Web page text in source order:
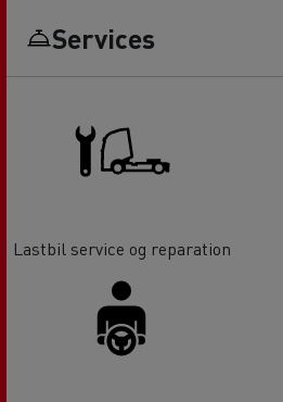
Services
Lastbil service og reparation